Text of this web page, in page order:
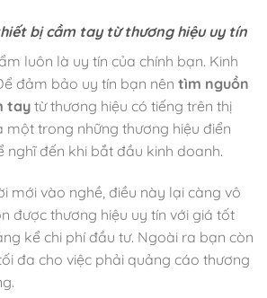
bị cầm tay từ thương hiệu uy tín
luôn là uy tín của chính bạn. Kinh
đảm bảo uy tín bạn nên tìm nguồn
tay từ thương hiệu có tiếng trên thị
trong những thương hiệu điển
nghĩ đến khi bắt đầu kinh doanh.
mới vào nghề, điều này lại càng vô
được thương hiệu uy tín với giá tốt
kể chi phí đầu tư. Ngoài ra bạn còn
đa cho việc phải quảng cáo thương